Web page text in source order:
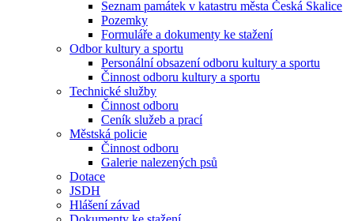
Seznam památek v katastru města Česká Skalice
Pozemky
Formuláře a dokumenty ke stažení
Odbor kultury a sportu
Personální obsazení odboru kultury a sportu
Činnost odboru kultury a sportu
Technické služby
Činnost odboru
Ceník služeb a prací
Městská policie
Činnost odboru
Galerie nalezených psů
Dotace
JSDH
Hlášení závad